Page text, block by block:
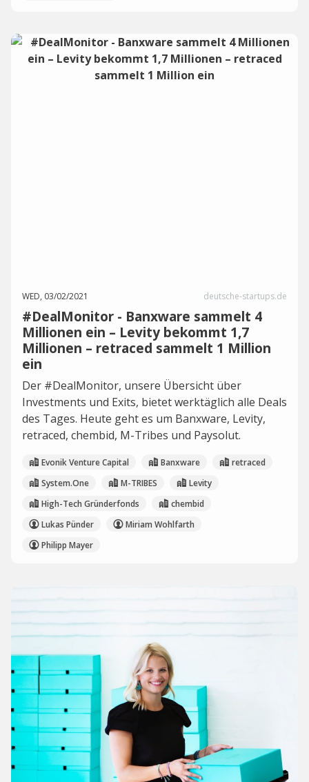
WED, 03/02/2021 deutsche-startups.de
#DealMonitor - Banxware sammelt 4
Millionen ein – Levity bekommt 1,7
Millionen – retraced sammelt 1 Million
ein
Der #DealMonitor, unsere Übersicht über
Investments und Exits, bietet werktäglich alle Deals
des Tages. Heute geht es um Banxware, Levity,
retraced, chembid, M-Tribes und Paysolut.
Evonik Venture Capital Banxware
retraced
System.One
M-TRIBES
Levity
High-Tech Gründerfonds
chembid
Lukas Pünder
Miriam Wohlfarth
Philipp Mayer